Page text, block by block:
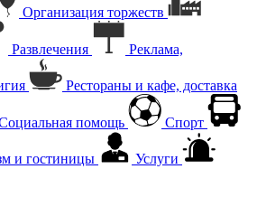
Организация торжеств
Развлечения Реклама,
Рестораны и кафе, доставка
помощь Спорт
и гостиницы
Услуги